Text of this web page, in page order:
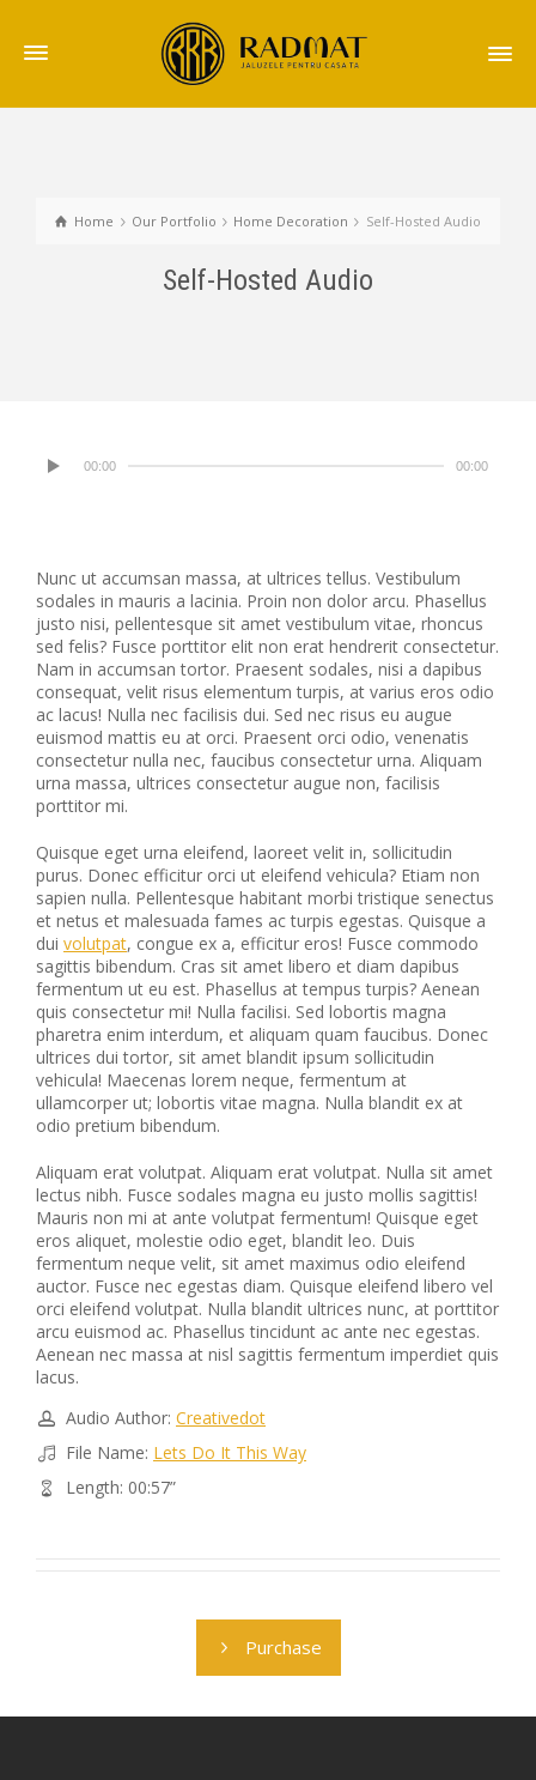
Home Our Portfolio Home Decoration Self-Hosted Audio
Self-Hosted Audio
00:00 00:00
Nunc ut accumsan massa, at ultrices tellus. Vestibulum
sodales in mauris a lacinia. Proin non dolor arcu. Phasellus
justo nisi, pellentesque sit amet vestibulum vitae, rhoncus
sed felis? Fusce porttitor elit non erat hendrerit consectetur.
Nam in accumsan tortor. Praesent sodales, nisi a dapibus
consequat, velit risus elementum turpis, at varius eros odio
ac lacus! Nulla nec facilisis dui. Sed nec risus eu augue
euismod mattis eu at orci. Praesent orci odio, venenatis
consectetur nulla nec, faucibus consectetur urna. Aliquam
urna massa, ultrices consectetur augue non, facilisis
porttitor mi.
Quisque eget urna eleifend, laoreet velit in, sollicitudin
purus. Donec efficitur orci ut eleifend vehicula? Etiam non
sapien nulla. Pellentesque habitant morbi tristique senectus
et netus et malesuada fames ac turpis egestas. Quisque a
dui volutpat, congue ex a, efficitur eros! Fusce commodo
sagittis bibendum. Cras sit amet libero et diam dapibus
fermentum ut eu est. Phasellus at tempus turpis? Aenean
quis consectetur mi! Nulla facilisi. Sed lobortis magna
pharetra enim interdum, et aliquam quam faucibus. Donec
ultrices dui tortor, sit amet blandit ipsum sollicitudin
vehicula! Maecenas lorem neque, fermentum at
ullamcorper ut; lobortis vitae magna. Nulla blandit ex at
odio pretium bibendum.
Aliquam erat volutpat. Aliquam erat volutpat. Nulla sit amet
lectus nibh. Fusce sodales magna eu justo mollis sagittis!
Mauris non mi at ante volutpat fermentum! Quisque eget
eros aliquet, molestie odio eget, blandit leo. Duis
fermentum neque velit, sit amet maximus odio eleifend
auctor. Fusce nec egestas diam. Quisque eleifend libero vel
orci eleifend volutpat. Nulla blandit ultrices nunc, at porttitor
arcu euismod ac. Phasellus tincidunt ac ante nec egestas.
Aenean nec massa at nisl sagittis fermentum imperdiet quis
lacus.
Audio Author: Creativedot
File Name: Lets Do It This Way
Length: 00:57”
Purchase